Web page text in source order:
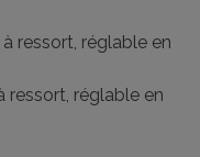
ressort, réglable en
ressort, réglable en